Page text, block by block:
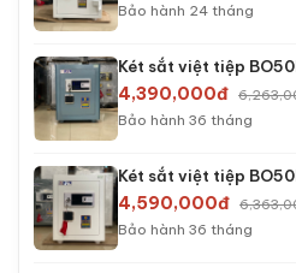
Bảo hành 24 tháng
Két sắt việt tiệp
4,390,000đ
Bảo hành 36 tháng
Két sắt việt tiệp
4,590,000đ
Bảo hành 36 tháng